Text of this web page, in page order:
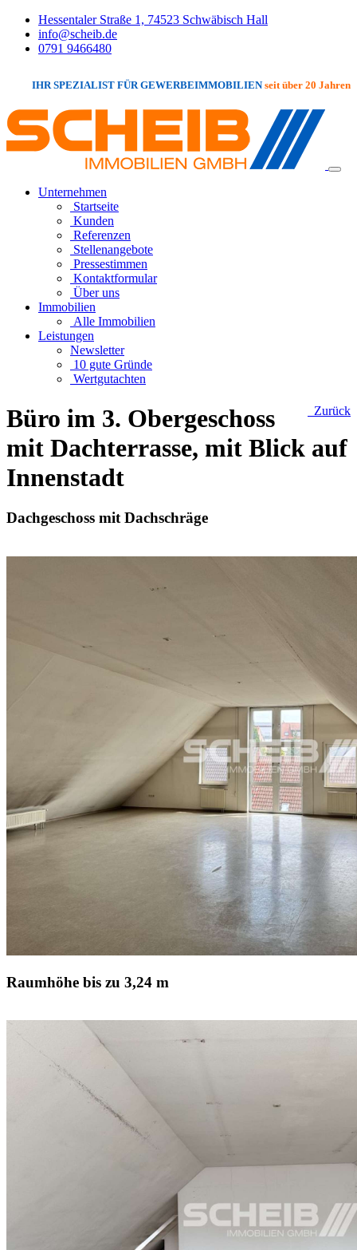
Hessentaler Straße 1, 74523 Schwäbisch Hall
info@scheib.de
0791 9466480
IHR SPEZIALIST FÜR GEWERBEIMMOBILIENseit über 20 Jahren
Unternehmen
Startseite
Kunden
Referenzen
Stellenangebote
Pressestimmen
Kontaktformular
Über uns
Immobilien
Alle Immobilien
Leistungen
Newsletter
10 gute Gründe
Wertgutachten
Zurück
Büro im 3. Obergeschoss
mit Dachterrasse, mit Blick auf
Innenstadt
Dachgeschoss mit Dachschräge
Raumhöhe bis zu 3,24 m